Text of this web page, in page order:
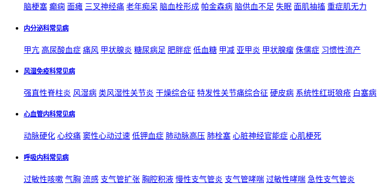
脑梗塞 癫痫 面瘫 三叉神经痛 老年痴呆 脑血栓形成 帕金森病 脑供血不足 失眠 面肌抽搐 重症肌无力
内分泌科常见病
甲亢 高尿酸血症 痛风 甲状腺炎 糖尿病足 肥胖症 低血糖 甲减 亚甲炎 甲状腺瘤 侏儒症 习惯性流产
风湿免疫科常见病
强直性脊柱炎 风湿病 类风湿性关节炎 干燥综合征 特发性关节痛综合征 硬皮病 系统性红斑狼疮 白塞病
心血管内科常见病
动脉硬化 心绞痛 窦性心动过速 低钾血症 肺动脉高压 肺栓塞 心脏神经官能症 心肌梗死
呼吸内科常见病
过敏性咳嗽 气胸 流感 支气管扩张 胸腔积液 慢性支气管炎 支气管哮喘 过敏性哮喘 急性支气管炎